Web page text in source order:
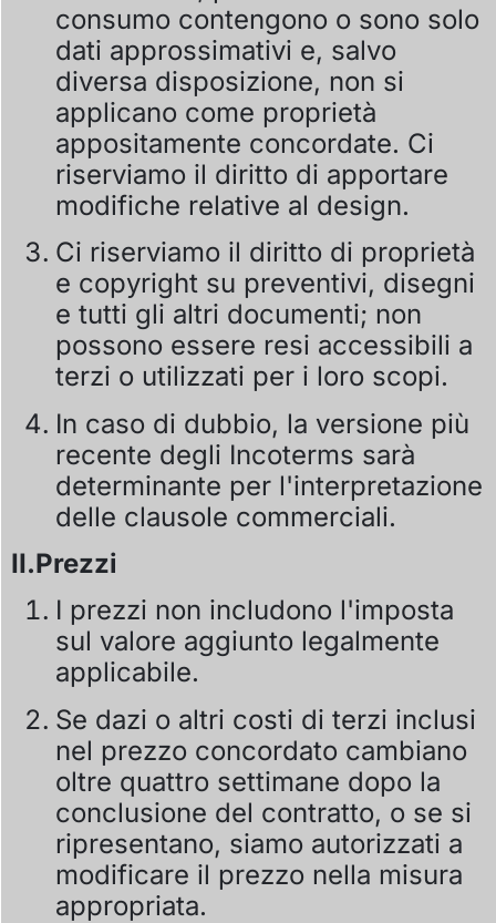
consumo contengono o sono solo
dati approssimativi e, salvo
diversa disposizione, non si
applicano come proprietà
appositamente concordate. Ci
riserviamo il diritto di apportare
modifiche relative al design.
Ci riserviamo il diritto di proprietà
e copyright su preventivi, disegni
e tutti gli altri documenti; non
possono essere resi accessibili a
terzi o utilizzati per i loro scopi.
In caso di dubbio, la versione più
recente degli Incoterms sarà
determinante per l'interpretazione
delle clausole commerciali.
II.Prezzi
I prezzi non includono l'imposta
sul valore aggiunto legalmente
applicabile.
Se dazi o altri costi di terzi inclusi
nel prezzo concordato cambiano
oltre quattro settimane dopo la
conclusione del contratto, o se si
ripresentano, siamo autorizzati a
modificare il prezzo nella misura
appropriata.